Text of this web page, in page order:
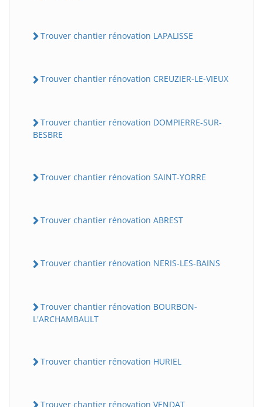
Trouver chantier rénovation LAPALISSE
Trouver chantier rénovation CREUZIER-LE-VIEUX
Trouver chantier rénovation DOMPIERRE-SUR-
BESBRE
Trouver chantier rénovation SAINT-YORRE
Trouver chantier rénovation ABREST
Trouver chantier rénovation NERIS-LES-BAINS
Trouver chantier rénovation BOURBON-
L'ARCHAMBAULT
Trouver chantier rénovation HURIEL
Trouver chantier rénovation VENDAT